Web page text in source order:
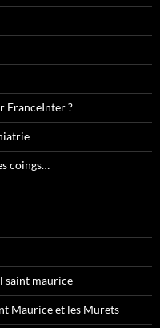
FranceInter ?
coings…
saint maurice
Maurice et les Murets